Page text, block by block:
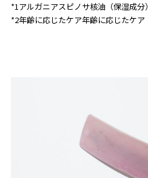
*1アルガニアスピノサ核油（保湿成分）
*2年齢に応じたケア年齢に応じたケア